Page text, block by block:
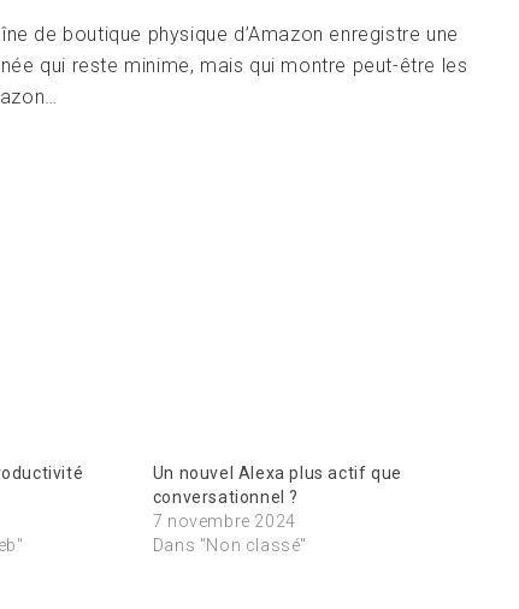
de boutique physique d’Amazon enregistre une
qui reste minime, mais qui montre peut-être les
Un nouvel Alexa plus actif que
conversationnel ?
7 novembre 2024
Dans "Non classé"